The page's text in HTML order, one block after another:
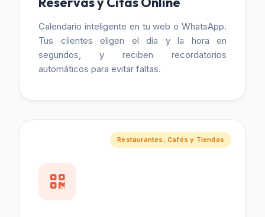
Calendario inteligente en tu web o WhatsApp.
Tus clientes eligen el día y la hora en
segundos, y reciben recordatorios
automáticos para evitar faltas.
Restaurantes, Cafés y Tiendas